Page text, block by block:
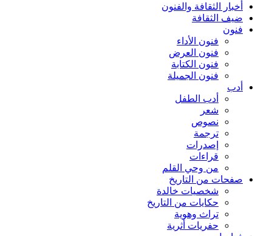
أخبار الثقافة والفنون
ضيف الثقافة
فنون
فنون الأداء
فنون العرض
فنون الكتابة
فنون الجميلة
أدب
أدب الطفل
شعر
نصوص
ترجمة
إصدرات
قراءات
من وحي القلم
صفحات من التاريخ
شخصيات خالدة
حكايات من التاريخ
تراث وهوية
حفريات أثرية